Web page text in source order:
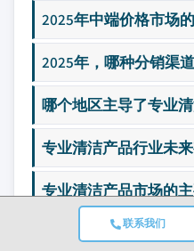
联系我们
2025年中端价格市场
2025年，哪种分销渠
哪个地区主导了专业
专业清洁产品行业未
专业清洁产品市场的